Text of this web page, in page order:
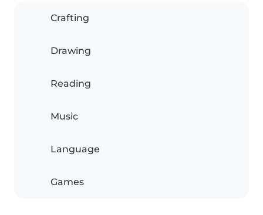
Crafting
Drawing
Reading
Music
Language
Games